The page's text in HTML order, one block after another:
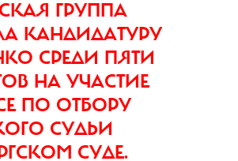
ГРУППА
КАНДИДАТУРУ
СРЕДИ ПЯТИ
НА УЧАСТИЕ
ПО ОТБОРУ
СУДЬИ
СУДЕ.